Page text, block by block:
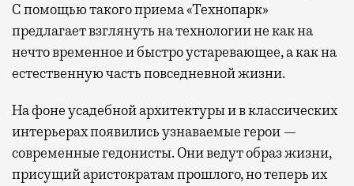
С помощью такого приема «Технопарк»
предлагает взглянуть на технологии не как на
нечто временное и быстро устаревающее, а как на
естественную часть повседневной жизни.
На фоне усадебной архитектуры и в классических
интерьерах появились узнаваемые герои —
современные гедонисты. Они ведут образ жизни,
присущий аристократам прошлого, но теперь их